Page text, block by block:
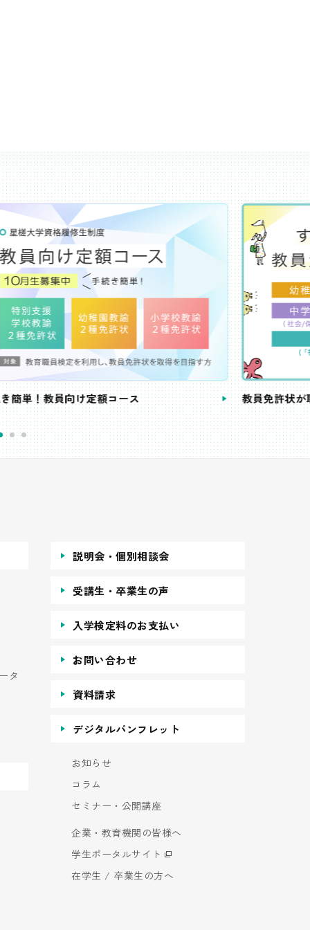
簡単！教員向け定額コース 教員免許状が
タ
説明会・個別相談会
受講生・卒業生の声
入学検定料のお支払い
お問い合わせ
資料請求
デジタルパンフレット
お知らせ
コラム
セミナー・公開講座
企業・教育機関の皆様へ
学生ポータルサイト
在学生 / 卒業生の方へ